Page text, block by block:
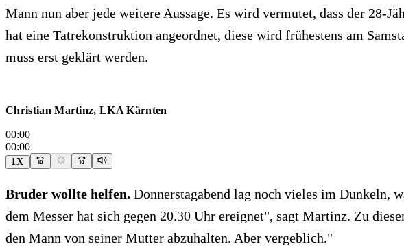
Mann nun aber jede weitere Aussage. Es wird vermutet, dass der
hat eine Tatrekonstruktion angeordnet, diese wird frühestens am
muss erst geklärt werden.
Christian Martinz, LKA Kärnten
00:00
00:00
1X
Bruder wollte helfen. Donnerstagabend lag noch vieles im Dunkeln,
dem Messer hat sich gegen 20.30 Uhr ereignet", sagt Martinz. Zu
den Mann von seiner Mutter abzuhalten. Aber vergeblich."